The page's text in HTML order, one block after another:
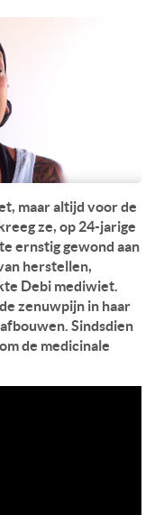
maar altijd voor de
ze, op 24-jarige
ernstig gewond aan
herstellen,
Debi mediwiet.
zenuwpijn in haar
Sindsdien
de medicinale